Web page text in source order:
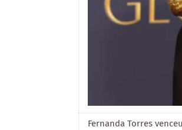
Fernanda Torres